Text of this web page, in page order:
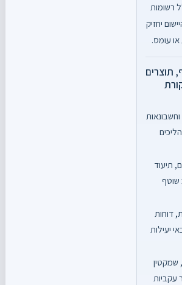
רשומות
יחזיק
או עומס.
תוצרים
תיעוד
שוטף
דוחות
יעילות
שמקטין
עקביות